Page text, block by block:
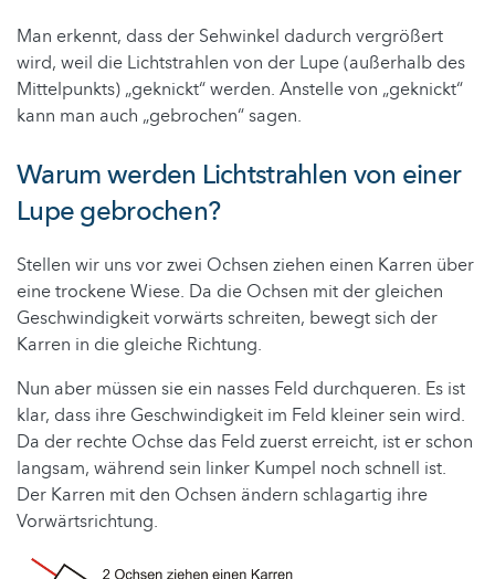
Man erkennt, dass der Sehwinkel dadurch vergrößert
wird, weil die Lichtstrahlen von der Lupe (außerhalb des
Mittelpunkts) „geknickt“ werden. Anstelle von „geknickt“
kann man auch „gebrochen“ sagen.
Warum werden Lichtstrahlen von einer
Lupe gebrochen?
Stellen wir uns vor zwei Ochsen ziehen einen Karren über
eine trockene Wiese. Da die Ochsen mit der gleichen
Geschwindigkeit vorwärts schreiten, bewegt sich der
Karren in die gleiche Richtung.
Nun aber müssen sie ein nasses Feld durchqueren. Es ist
klar, dass ihre Geschwindigkeit im Feld kleiner sein wird.
Da der rechte Ochse das Feld zuerst erreicht, ist er schon
langsam, während sein linker Kumpel noch schnell ist.
Der Karren mit den Ochsen ändern schlagartig ihre
Vorwärtsrichtung.